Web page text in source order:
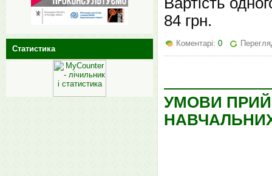
84 грн.
Коментарі: 0
УМОВИ
НАВЧАЛЬНИХ
Статистика